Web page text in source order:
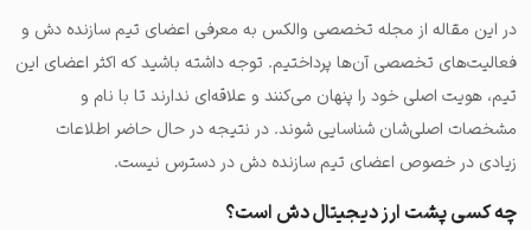
در این مقاله از مجله تخصصی والکس به معرفی اعضای تیم سازنده دش و
فعالیت‌های تخصصی آن‌ها پرداختیم. توجه داشته باشید که اکثر اعضای این
تیم، هویت اصلی خود را پنهان می‌کنند و علاقه‌ای ندارند تا با نام و
مشخصات اصلی‌شان شناسایی شوند. در نتیجه در حال حاضر اطلاعات
زیادی در خصوص اعضای تیم سازنده دش در دسترس نیست.
چه کسی پشت ارز دیجیتال دش است؟